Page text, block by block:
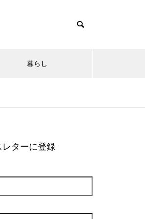
暮らし
ターに登録